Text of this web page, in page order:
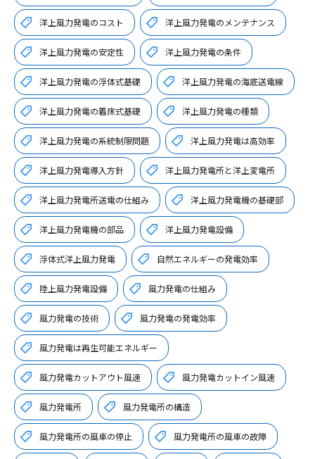
洋上風力発電のコスト 洋上風力発電のメンテナンス
洋上風力発電の安定性 洋上風力発電の条件
洋上風力発電の浮体式基礎 洋上風力発電の海底送電線
洋上風力発電の着床式基礎 洋上風力発電の種類
洋上風力発電の系統制限問題 洋上風力発電は高効率
洋上風力発電導入方針 洋上風力発電所と洋上変電所
洋上風力発電所送電の仕組み 洋上風力発電機の基礎部
洋上風力発電機の部品 洋上風力発電設備
浮体式洋上風力発電 自然エネルギーの発電効率
陸上風力発電設備 風力発電の仕組み
風力発電の技術 風力発電の発電効率
風力発電は再生可能エネルギー
風力発電カットアウト風速 風力発電カットイン風速
風力発電所 風力発電所の構造
風力発電所の風車の停止 風力発電所の風車の故障